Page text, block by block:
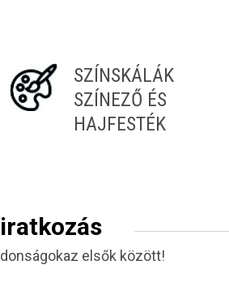
SZÍNSKÁLÁK
SZÍNEZŐ ÉS
HAJFESTÉK
elsők között!